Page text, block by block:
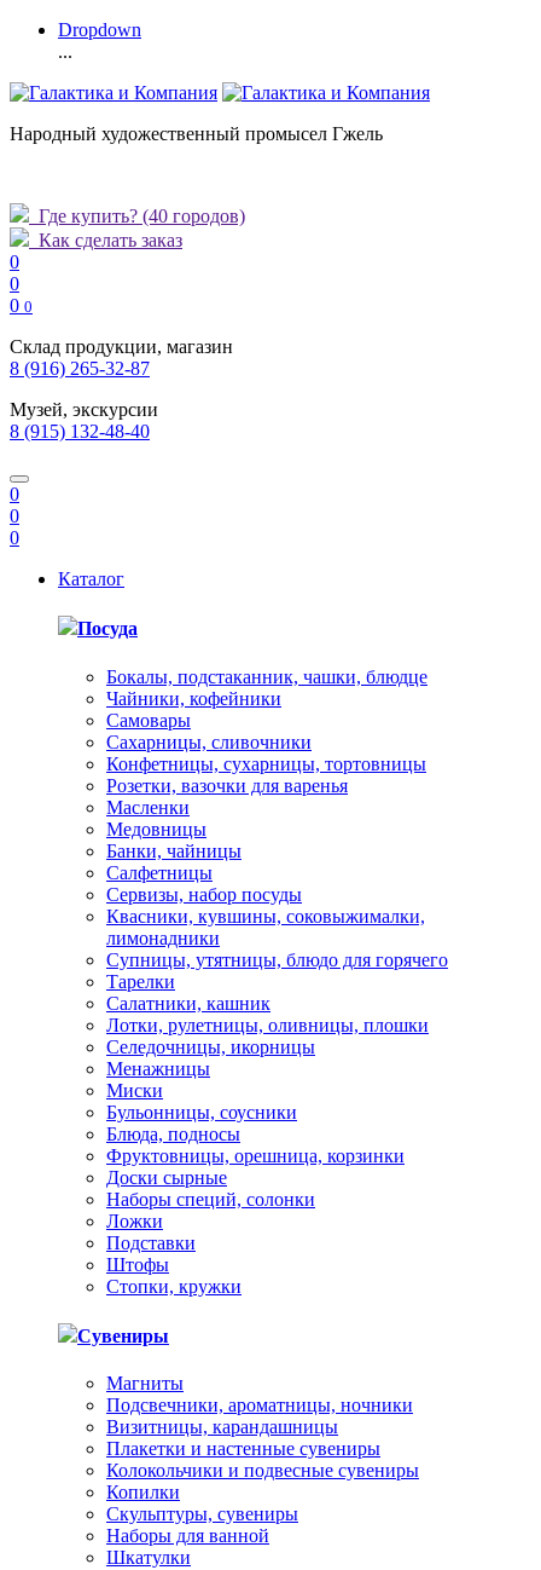
Dropdown
...
Народный художественный промысел Гжель
Где купить? (40 городов)
Как сделать заказ
0
0
0 0
Склад продукции, магазин
8 (916) 265-32-87
Музей, экскурсии
8 (915) 132-48-40
0
0
0
Каталог
Посуда
Бокалы, подстаканник, чашки, блюдце
Чайники, кофейники
Самовары
Сахарницы, сливочники
Конфетницы, сухарницы, тортовницы
Розетки, вазочки для варенья
Масленки
Медовницы
Банки, чайницы
Салфетницы
Сервизы, набор посуды
Квасники, кувшины, соковыжималки,
лимонадники
Супницы, утятницы, блюдо для горячего
Тарелки
Салатники, кашник
Лотки, рулетницы, оливницы, плошки
Селедочницы, икорницы
Менажницы
Миски
Бульонницы, соусники
Блюда, подносы
Фруктовницы, орешница, корзинки
Доски сырные
Наборы специй, солонки
Ложки
Подставки
Штофы
Стопки, кружки
Сувениры
Магниты
Подсвечники, ароматницы, ночники
Визитницы, карандашницы
Плакетки и настенные сувениры
Колокольчики и подвесные сувениры
Копилки
Скульптуры, сувениры
Наборы для ванной
Шкатулки